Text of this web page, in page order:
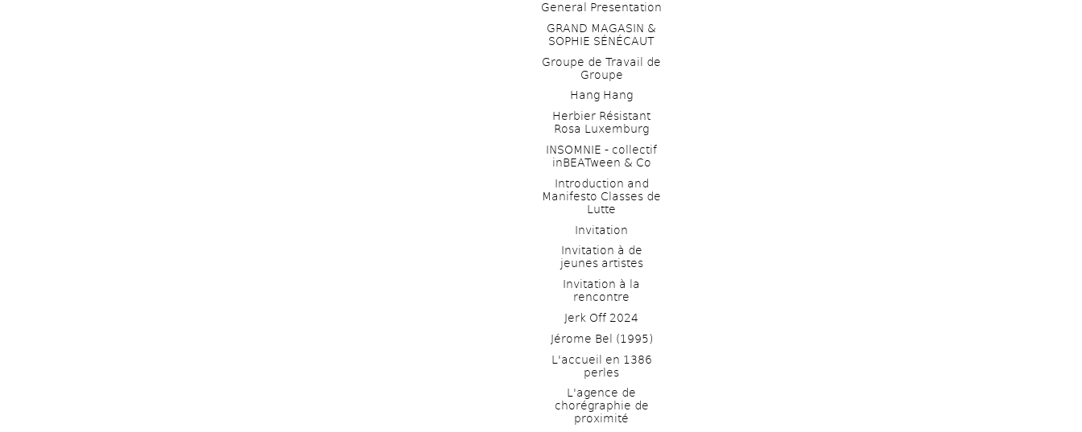
General Presentation
GRAND MAGASIN &
SOPHIE SÉNÉCAUT
Groupe de Travail de
Groupe
Hang Hang
Herbier Résistant
Rosa Luxemburg
INSOMNIE - collectif
inBEATween & Co
Introduction and
Manifesto Classes de
Lutte
Invitation
Invitation à de
jeunes artistes
Invitation à la
rencontre
Jerk Off 2024
Jérome Bel (1995)
L'accueil en 1386
perles
L'agence de
chorégraphie de
proximité